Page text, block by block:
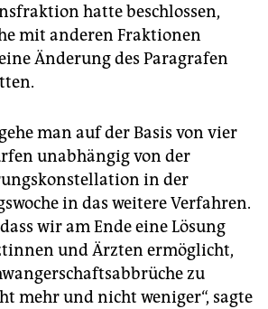
hatte beschlossen,
mit anderen Fraktionen
Änderung des Paragrafen
man auf der Basis von vier
unabhängig von der
in der
in das weitere Verfahren.
wir am Ende eine Lösung
und Ärzten ermöglicht,
zu
mehr und nicht weniger“, sagte